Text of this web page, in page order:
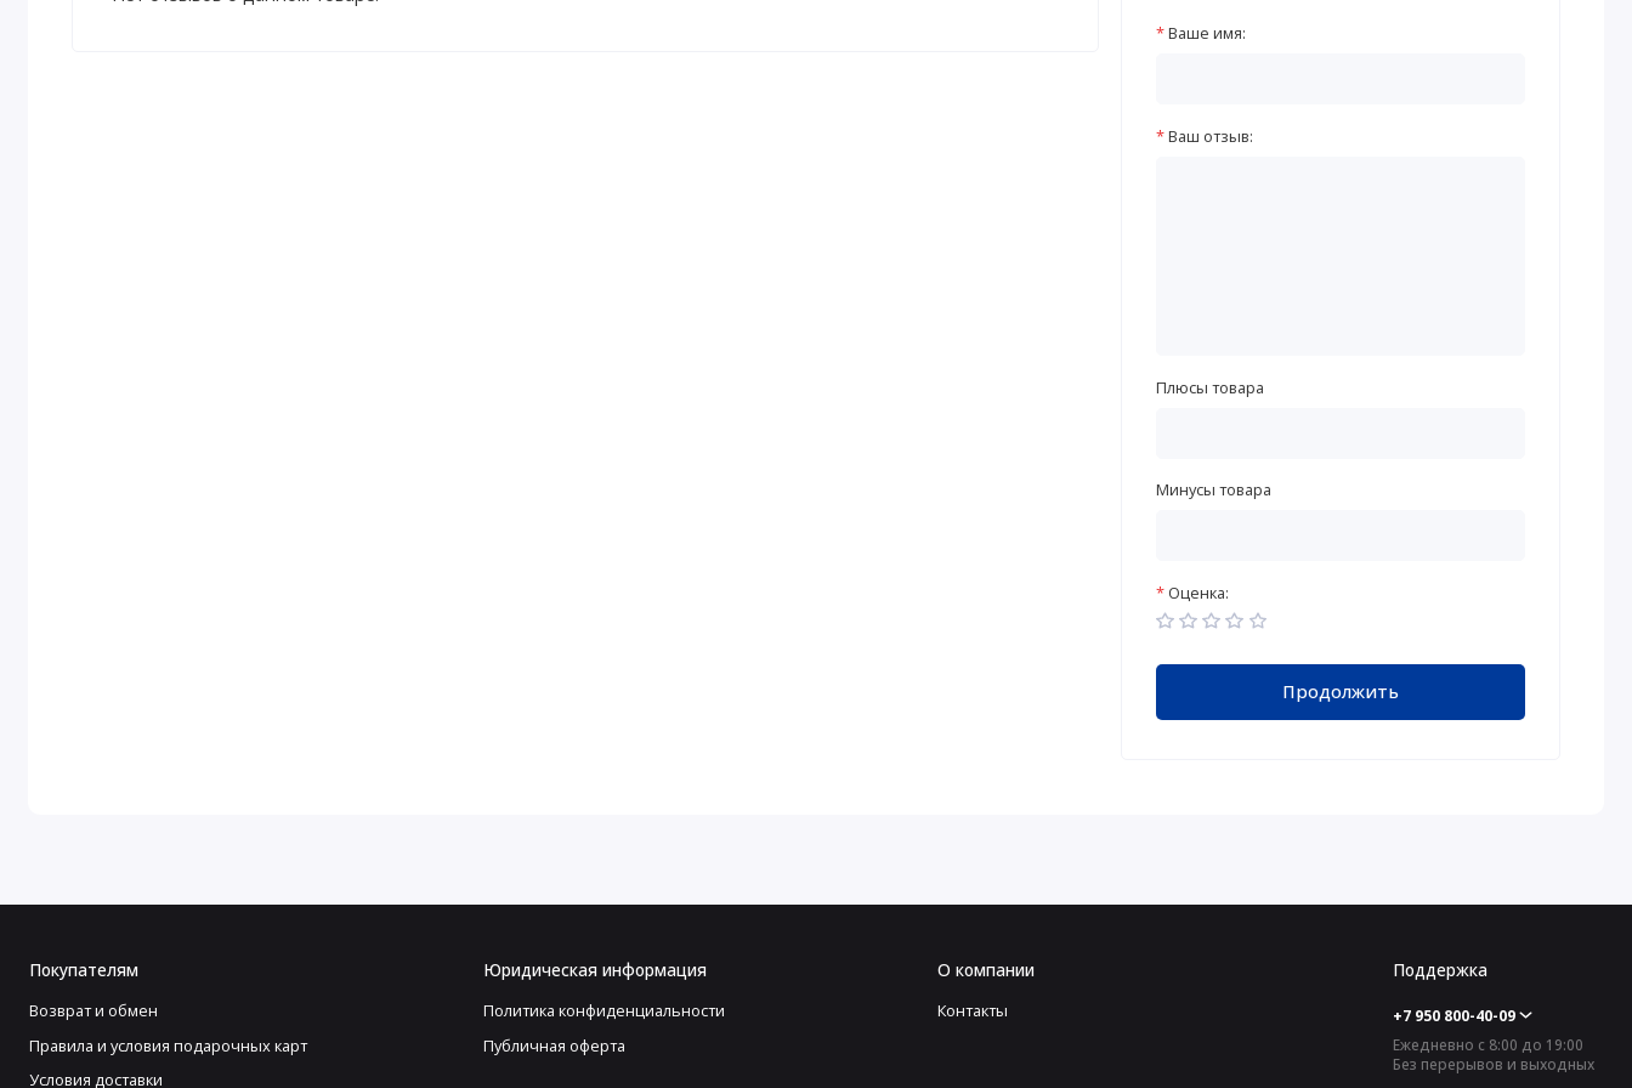
Ваше имя:
Ваш отзыв:
Плюсы товара
Минусы товара
Оценка:
Продолжить
Покупателям
Возврат и обмен
Правила и условия подарочных карт
Условия доставки
Юридическая информация
Политика конфиденциальности
Публичная оферта
О компании
Контакты
Поддержка
+7 950 800-40-09
Ежедневно с 8:00 до 19:00
Без перерывов и выходных